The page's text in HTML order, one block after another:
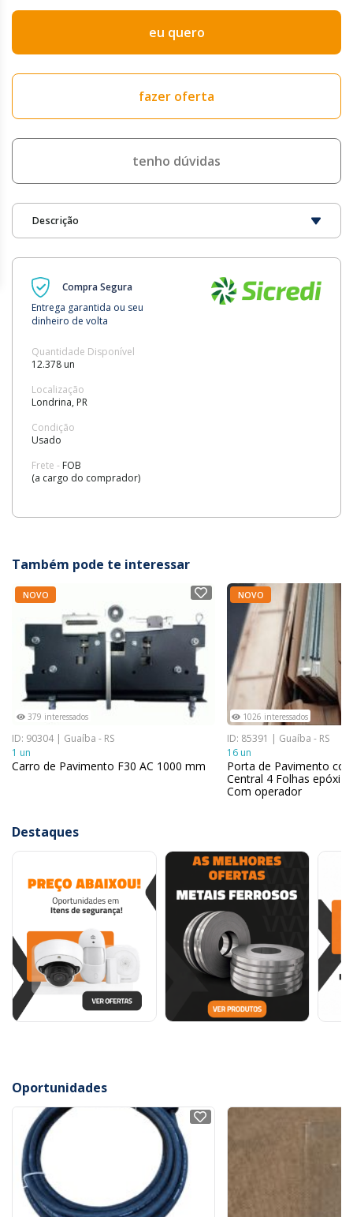
eu quero
fazer oferta
tenho dúvidas
Descrição
Compra Segura
Entrega garantida ou seu
dinheiro de volta
Quantidade Disponível
12.378 un
Localização
Londrina, PR
Condição
Usado
Frete - FOB
(a cargo do comprador)
Também pode te interessar
NOVO
379 interessados
ID: 90304 | Guaíba - RS
1 un
Carro de Pavimento F30 AC 1000 mm
NOVO
1026 interessados
ID: 85391 | Guaíba - RS
16 un
Porta de Pavimento
Central 4 Folhas epóxi
Com operador
Destaques
Oportunidades
NOVO